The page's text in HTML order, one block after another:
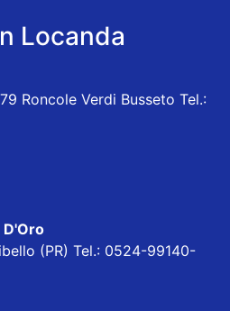
Locanda
Roncole Verdi Busseto Tel.:
(PR) Tel.: 0524-99140-